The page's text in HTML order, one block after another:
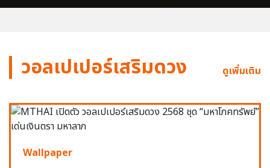
วอลเปเปอร์เสริมดวง ดูเพิ่มเติม
Wallpaper